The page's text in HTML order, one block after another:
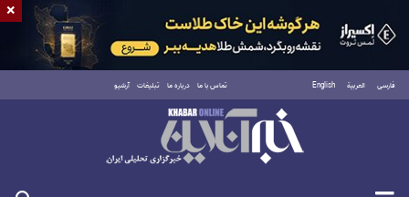
فارسی العربية English تماس با ما درباره ما تبلیغات آرشیو
پنجشنبه ۱۵ مرداد ۱۴۰۵
×